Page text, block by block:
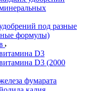
под разные
формулы)
D3
D3 (2000
фумарата